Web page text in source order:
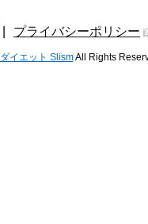
プライバシーポリシー
ダイエット SlismAll Rights